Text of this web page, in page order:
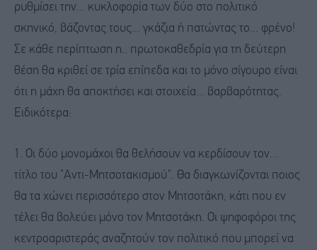
ρυθμίσει την... κυκλοφορία των δύο στο πολιτικό
σκηνικό, βάζοντας τους... γκάζια ή πατώντας το... φρένο!
Σε κάθε περίπτωση η.. πρωτοκαθεδρία για τη δεύτερη
θέση θα κριθεί σε τρία επίπεδα και το μόνο σίγουρο είναι
ότι η μάχη θα αποκτήσει και στοιχεία... βαρβαρότητας.
Ειδικότερα:
1. Οι δύο μονομάχοι θα θελήσουν να κερδίσουν τον...
τίτλο του "Αντι-Μητσοτακισμού". Θα διαγκωνίζονται ποιος
θα τα χώνει περισσότερο στον Μητσοτάκη, κάτι που εν
τέλει θα βολεύει μόνο τον Μητσοτάκη. Οι ψηφοφόροι της
κεντροαριστεράς αναζητούν τον πολιτικό που μπορεί να